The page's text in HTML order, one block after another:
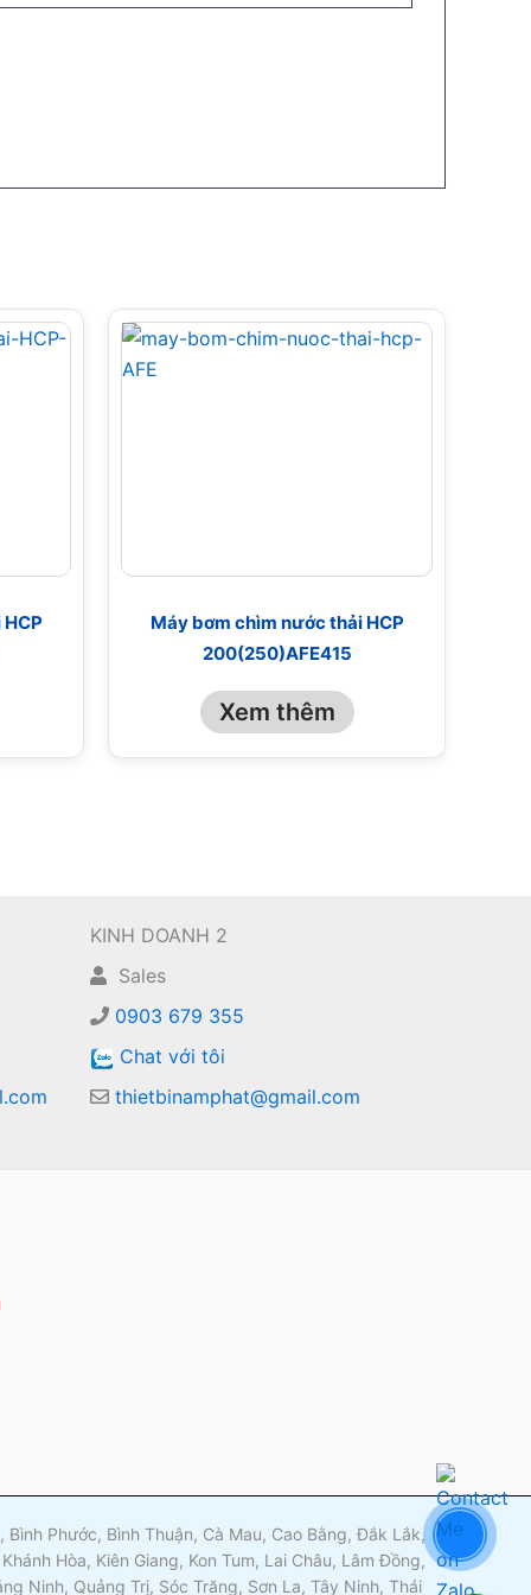
Máy bơm chìm nước thải HCP
200(250)AFE415
Xem thêm
KINH DOANH 2
Sales
0903 679 355
Chat với tôi
thietbinamphat@gmail.com
Phước, Bình Thuận, Cà Mau, Cao Bằng, Đắk Lắk,
Hòa, Kiên Giang, Kon Tum, Lai Châu, Lâm Đồng,
Ninh, Quảng Trị, Sóc Trăng, Sơn La, Tây Ninh, Thái